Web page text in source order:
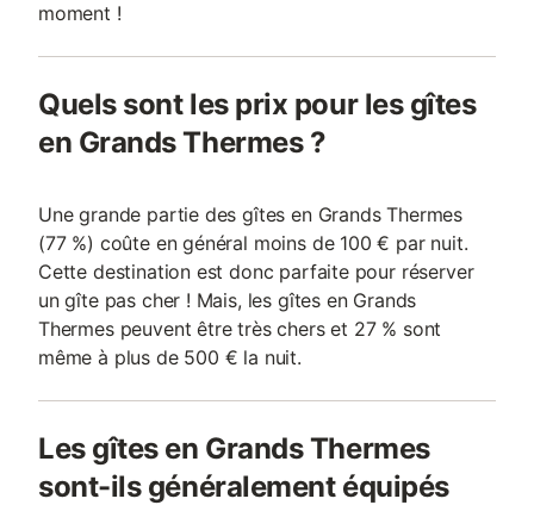
moment !
Quels sont les prix pour les gîtes
en Grands Thermes ?
Une grande partie des gîtes en Grands Thermes
(77 %) coûte en général moins de 100 € par nuit.
Cette destination est donc parfaite pour réserver
un gîte pas cher ! Mais, les gîtes en Grands
Thermes peuvent être très chers et 27 % sont
même à plus de 500 € la nuit.
Les gîtes en Grands Thermes
sont-ils généralement équipés